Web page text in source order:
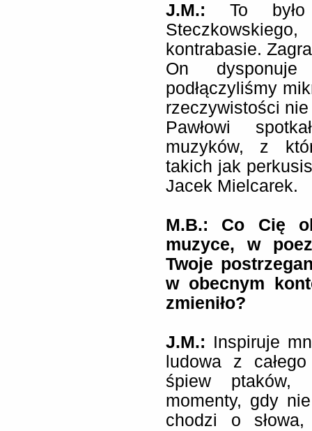
J.M.: To było
kontrabasie.
On
podłączyliśmy
rzeczywistości nie
Pawłowi
muzyków, z
takich jak
Jacek Mielcarek.
M.B.: Co Cię
muzyce, w
Twoje
w obecnym
zmieniło?
J.M.: Inspiruje
ludowa z
śpiew ptaków,
momenty, gdy
chodzi o